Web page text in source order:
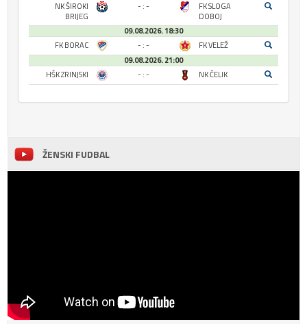
NK ŠIROKI
BRIJEG
- : -
FK SLOGA
DOBOJ
09.08.2026. 18:30
FK BORAC
- : -
FK VELEŽ
09.08.2026. 21:00
HŠK ZRINJSKI
- : - NK ČELIK
ŽENSKI FUDBAL